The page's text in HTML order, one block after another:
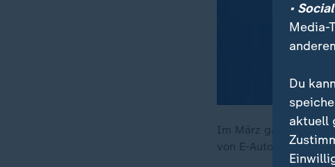
Im März gab es im
von E-Autos. Auch
•
Media-
Du
aktuell